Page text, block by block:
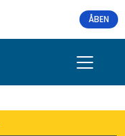
ÅBEN